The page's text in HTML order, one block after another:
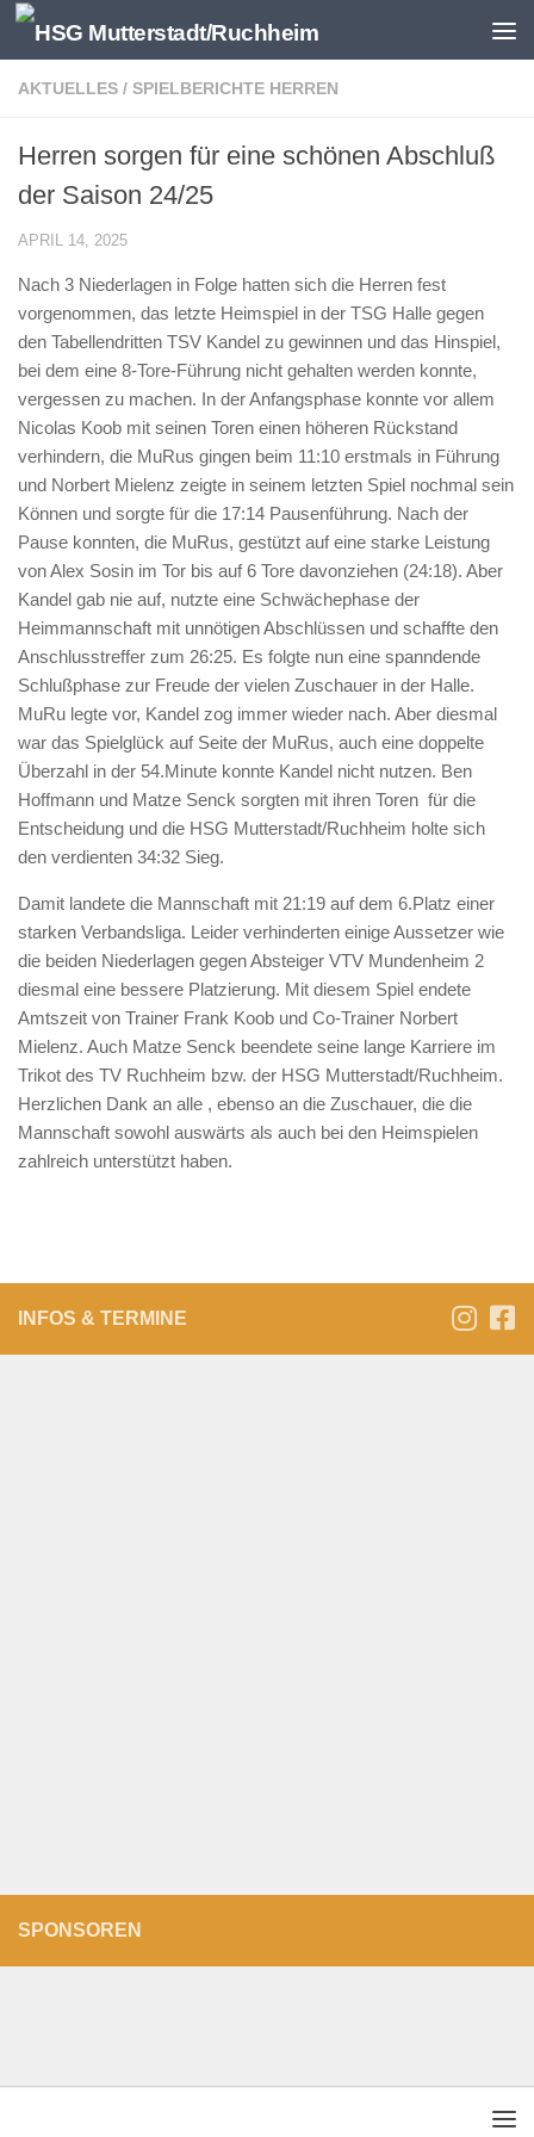
Zum Inhalt springen
AKTUELLES / SPIELBERICHTE HERREN
Herren sorgen für eine schönen Abschluß
der Saison 24/25
APRIL 14, 2025
Nach 3 Niederlagen in Folge hatten sich die Herren fest
vorgenommen, das letzte Heimspiel in der TSG Halle gegen
den Tabellendritten TSV Kandel zu gewinnen und das Hinspiel,
bei dem eine 8-Tore-Führung nicht gehalten werden konnte,
vergessen zu machen. In der Anfangsphase konnte vor allem
Nicolas Koob mit seinen Toren einen höheren Rückstand
verhindern, die MuRus gingen beim 11:10 erstmals in Führung
und Norbert Mielenz zeigte in seinem letzten Spiel nochmal sein
Können und sorgte für die 17:14 Pausenführung. Nach der
Pause konnten, die MuRus, gestützt auf eine starke Leistung
von Alex Sosin im Tor bis auf 6 Tore davonziehen (24:18). Aber
Kandel gab nie auf, nutzte eine Schwächephase der
Heimmannschaft mit unnötigen Abschlüssen und schaffte den
Anschlusstreffer zum 26:25. Es folgte nun eine spanndende
Schlußphase zur Freude der vielen Zuschauer in der Halle.
MuRu legte vor, Kandel zog immer wieder nach. Aber diesmal
war das Spielglück auf Seite der MuRus, auch eine doppelte
Überzahl in der 54.Minute konnte Kandel nicht nutzen. Ben
Hoffmann und Matze Senck sorgten mit ihren Toren für die
Entscheidung und die HSG Mutterstadt/Ruchheim holte sich
den verdienten 34:32 Sieg.
Damit landete die Mannschaft mit 21:19 auf dem 6.Platz einer
starken Verbandsliga. Leider verhinderten einige Aussetzer wie
die beiden Niederlagen gegen Absteiger VTV Mundenheim 2
diesmal eine bessere Platzierung. Mit diesem Spiel endete
Amtszeit von Trainer Frank Koob und Co-Trainer Norbert
Mielenz. Auch Matze Senck beendete seine lange Karriere im
Trikot des TV Ruchheim bzw. der HSG Mutterstadt/Ruchheim.
Herzlichen Dank an alle , ebenso an die Zuschauer, die die
Mannschaft sowohl auswärts als auch bei den Heimspielen
zahlreich unterstützt haben.
INFOS & TERMINE
SPONSOREN